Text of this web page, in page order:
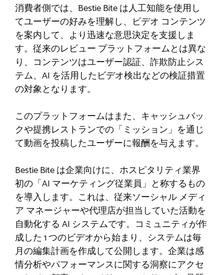
消費者側では、Bestie Bite は人工知能を使用し
てユーザーの好みを理解し、ビデオ コンテンツ
を案内して、より迅速な意思決定を支援しま
す。従来のレビュー プラットフォームとは異な
り、コンテンツはユーザー認証、詐欺防止シス
テム、AI を活用したビデオ検出などの検証措置
の対象となります。
このプラットフォームはまた、キャッシュバッ
クや提携レストランでの「ミッション」を通じ
て動画を投稿したユーザーに報酬を与えます。
Bestie Bite は企業向けに、ホスピタリティ業界
初の「AI マーケティング従業員」と称するもの
を導入します。これは、従来ソーシャル メディ
ア マネージャーや代理店が担当していた活動を
自動化する AI システムです。コミュニティが作
成した 1 つのビデオから始まり、システムは毎
月の編集計画を作成して公開します。企業は感
情分析やパフォーマンスに関する洞察にアクセ